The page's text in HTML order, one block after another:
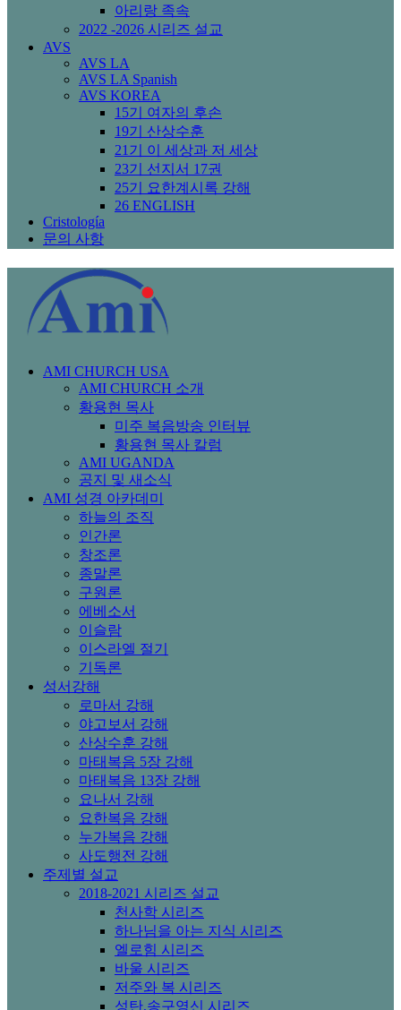
아리랑 족속
2022 -2026 시리즈 설교
AVS
AVS LA
AVS LA Spanish
AVS KOREA
15기 여자의 후손
19기 산상수훈
21기 이 세상과 저 세상
23기 선지서 17권
25기 요한계시록 강해
26 ENGLISH
Cristología
문의 사항
AMI CHURCH USA
AMI CHURCH 소개
황용현 목사
미주 복음방송 인터뷰
황용현 목사 칼럼
AMI UGANDA
공지 및 새소식
AMI 성경 아카데미
하늘의 조직
인간론
창조론
종말론
구원론
에베소서
이슬람
이스라엘 절기
기독론
성서강해
로마서 강해
야고보서 강해
산상수훈 강해
마태복음 5장 강해
마태복음 13장 강해
요나서 강해
요한복음 강해
누가복음 강해
사도행전 강해
주제별 설교
2018-2021 시리즈 설교
천사학 시리즈
하나님을 아는 지식 시리즈
엘로힘 시리즈
바울 시리즈
저주와 복 시리즈
성탄,송구영신 시리즈